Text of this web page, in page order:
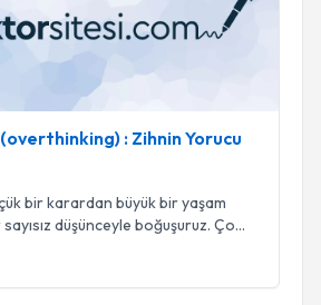
(overthinking) : Zihnin Yorucu
bir karardan büyük bir yaşam
düşünceyle boğuşuruz. Ço...